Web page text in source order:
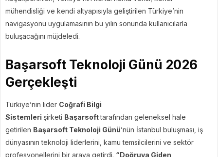
mühendisliği ve kendi altyapısıyla geliştirilen Türkiye’nin
navigasyonu uygulamasının bu yılın sonunda kullanıcılarla
buluşacağını müjdeledi.
Başarsoft Teknoloji Günü 2026
Gerçekleşti
Türkiye’nin lider Coğrafi Bilgi
Sistemleri şirketi Başarsofttarafından geleneksel hale
getirilen Başarsoft Teknoloji Günü’nün İstanbul buluşması, iş
dünyasının teknoloji liderlerini, kamu temsilcilerini ve sektör
profesyonellerini bir araya getirdi. “Doğruya Giden